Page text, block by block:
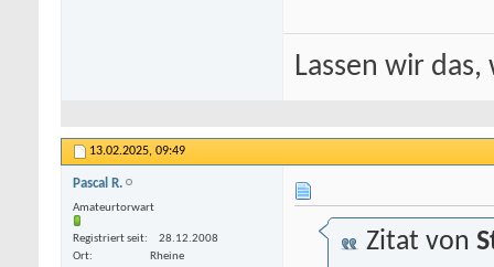
Lassen wir
13.02.2025, 09:49
Pascal R.
Amateurtorwart
Registriert seit
28.12.2008
Ort
Rheine
Zitat von